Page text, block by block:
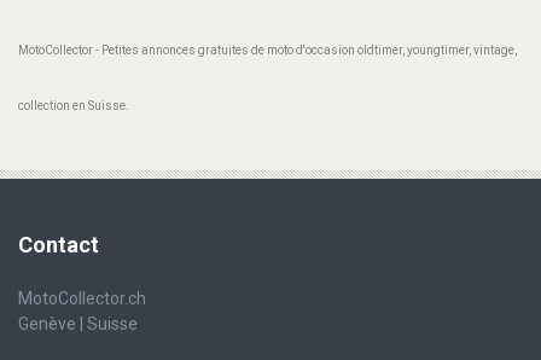
MotoCollector - Petites annonces gratuites de moto d'occasion oldtimer, youngtimer, vintage,
collection en Suisse.
Contact
MotoCollector.ch
Genève | Suisse